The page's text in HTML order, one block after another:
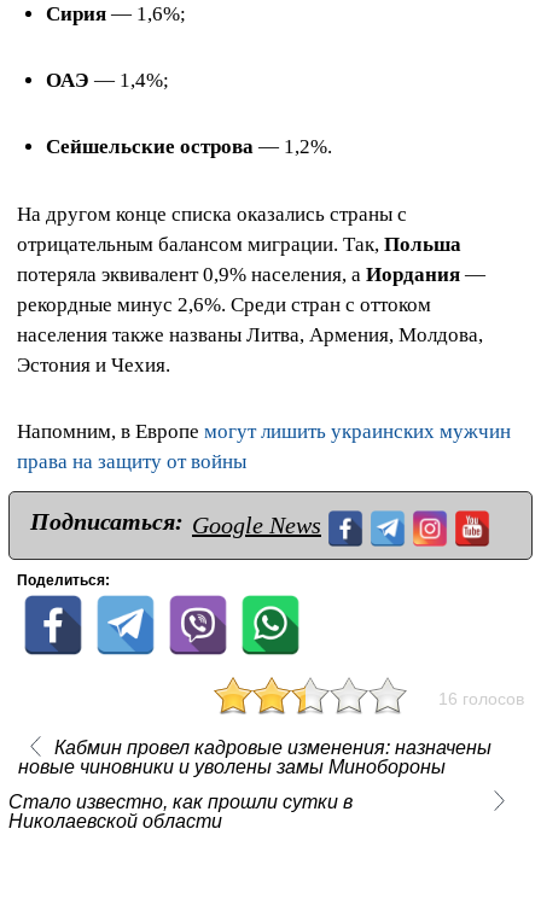
Сирия — 1,6%;
ОАЭ — 1,4%;
Сейшельские острова — 1,2%.
На другом конце списка оказались страны с
отрицательным балансом миграции. Так, Польша
потеряла эквивалент 0,9% населения, а Иордания —
рекордные минус 2,6%. Среди стран с оттоком
населения также названы Литва, Армения, Молдова,
Эстония и Чехия.
Напомним, в Европе могут лишить украинских мужчин
права на защиту от войны
Подписаться: Google News
Поделиться:
16 голосов
Кабмин провел кадровые изменения: назначены
новые чиновники и уволены замы Минобороны
Стало известно, как прошли сутки в
Николаевской области